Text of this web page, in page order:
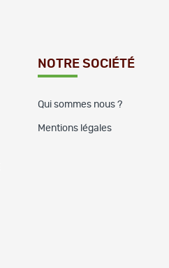
NOTRE SOCIÉTÉ
Qui sommes nous ?
Mentions légales